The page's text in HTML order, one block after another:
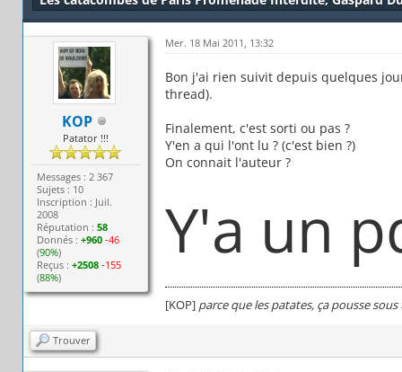
KOP
Patator !!!
Messages : 2 367
Sujets : 10
Inscription : Juil.
2008
Réputation :58
Donnés :+960 -46
(90%)
Reçus :+2508 -155
(88%)
Mer. 18 Mai 2011, 13:32
Bon j'ai rien suivit depuis quelques
thread).
Finalement, c'est sorti ou pas ?
Y'en a qui l'ont lu ? (c'est bien ?)
On connait l'auteur ?
Y'a un
[KOP]parce que les patates, ça pousse sous
Trouver